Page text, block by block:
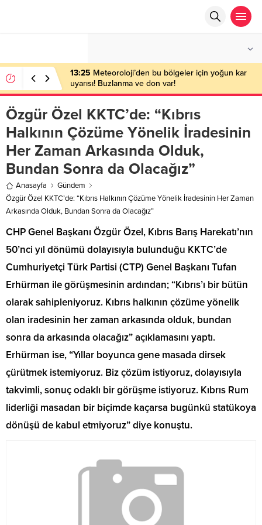
13:25 Meteoroloji’den bu bölgeler için yoğun kar
uyarısı! Buzlanma ve don var!
Özgür Özel KKTC’de: “Kıbrıs
Halkının Çözüme Yönelik İradesinin
Her Zaman Arkasında Olduk,
Bundan Sonra da Olacağız”
Anasayfa
Gündem
Özgür Özel KKTC’de: “Kıbrıs Halkının Çözüme Yönelik İradesinin Her Zaman
Arkasında Olduk, Bundan Sonra da Olacağız”
CHP Genel Başkanı Özgür Özel, Kıbrıs Barış Harekatı’nın
50’nci yıl dönümü dolayısıyla bulunduğu KKTC’de
Cumhuriyetçi Türk Partisi (CTP) Genel Başkanı Tufan
Erhürman ile görüşmesinin ardından; “Kıbrıs’ı bir bütün
olarak sahipleniyoruz. Kıbrıs halkının çözüme yönelik
olan iradesinin her zaman arkasında olduk, bundan
sonra da arkasında olacağız” açıklamasını yaptı.
Erhürman ise, “Yıllar boyunca gene masada dirsek
çürütmek istemiyoruz. Biz çözüm istiyoruz, dolayısıyla
takvimli, sonuç odaklı bir görüşme istiyoruz. Kıbrıs Rum
liderliği masadan bir biçimde kaçarsa bugünkü statükoya
dönüşü de kabul etmiyoruz” diye konuştu.